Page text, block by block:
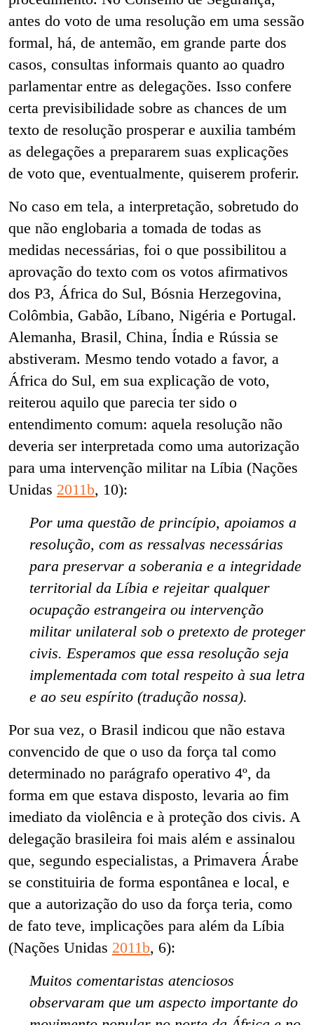
antes do voto de uma resolução em uma sessão
formal, há, de antemão, em grande parte dos
casos, consultas informais quanto ao quadro
parlamentar entre as delegações. Isso confere
certa previsibilidade sobre as chances de um
texto de resolução prosperar e auxilia também
as delegações a prepararem suas explicações
de voto que, eventualmente, quiserem proferir.
No caso em tela, a interpretação, sobretudo do
que não englobaria a tomada de todas as
medidas necessárias, foi o que possibilitou a
aprovação do texto com os votos afirmativos
dos P3, África do Sul, Bósnia Herzegovina,
Colômbia, Gabão, Líbano, Nigéria e Portugal.
Alemanha, Brasil, China, Índia e Rússia se
abstiveram. Mesmo tendo votado a favor, a
África do Sul, em sua explicação de voto,
reiterou aquilo que parecia ter sido o
entendimento comum: aquela resolução não
deveria ser interpretada como uma autorização
para uma intervenção militar na Líbia (Nações
Unidas 2011b, 10):
Por uma questão de princípio, apoiamos a
resolução, com as ressalvas necessárias
para preservar a soberania e a integridade
territorial da Líbia e rejeitar qualquer
ocupação estrangeira ou intervenção
militar unilateral sob o pretexto de proteger
civis. Esperamos que essa resolução seja
implementada com total respeito à sua letra
e ao seu espírito (tradução nossa).
Por sua vez, o Brasil indicou que não estava
convencido de que o uso da força tal como
determinado no parágrafo operativo 4º, da
forma em que estava disposto, levaria ao fim
imediato da violência e à proteção dos civis. A
delegação brasileira foi mais além e assinalou
que, segundo especialistas, a Primavera Árabe
se constituiria de forma espontânea e local, e
que a autorização do uso da força teria, como
de fato teve, implicações para além da Líbia
(Nações Unidas 2011b, 6):
Muitos comentaristas atenciosos
observaram que um aspecto importante do